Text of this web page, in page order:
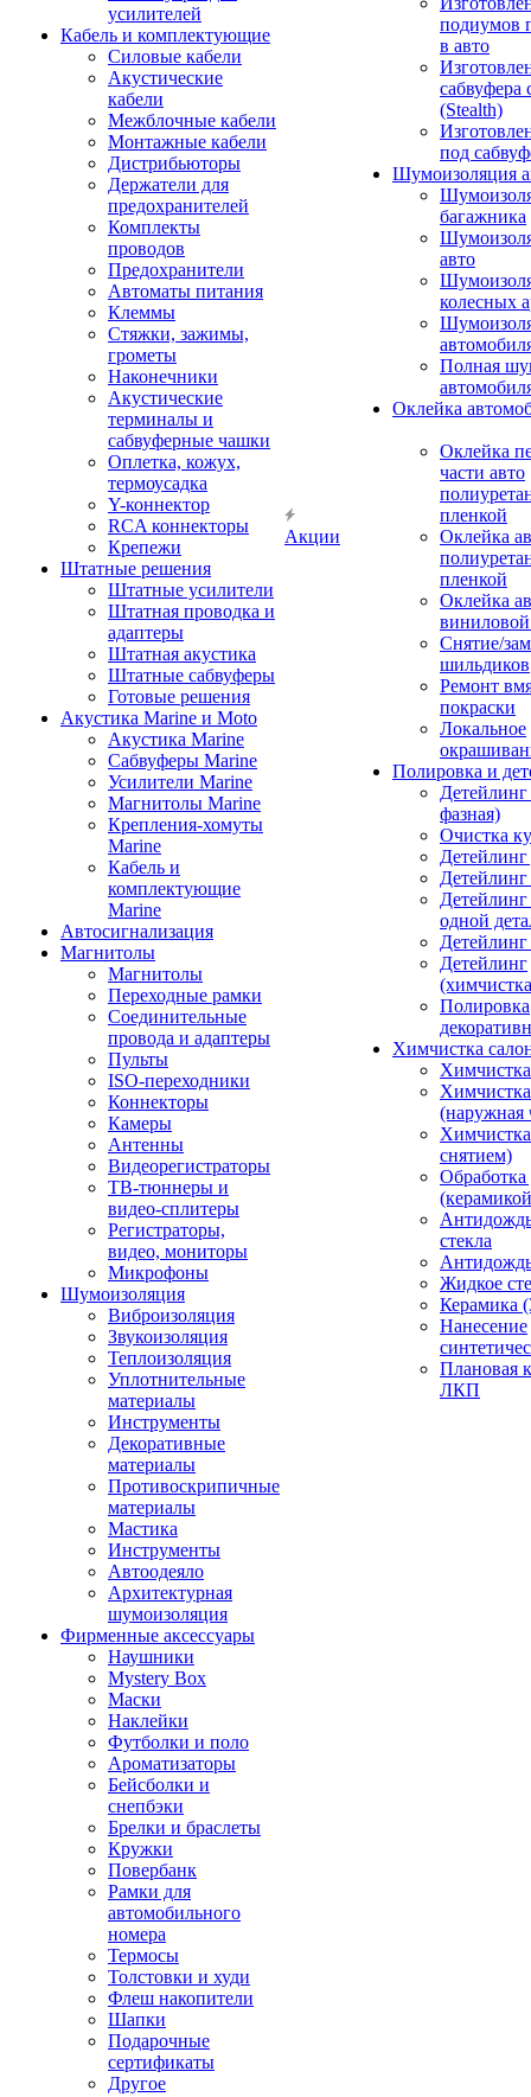
усилителей
Кабель и комплектующие
Силовые кабели
Акустические
кабели
Межблочные кабели
Монтажные кабели
Дистрибьюторы
Держатели для
предохранителей
Комплекты
проводов
Предохранители
Автоматы питания
Клеммы
Стяжки, зажимы,
грометы
Наконечники
Акустические
терминалы и
сабвуферные чашки
Оплетка, кожух,
термоусадка
Y-коннектор
RCA коннекторы
Крепежи
Штатные решения
Штатные усилители
Штатная проводка и
адаптеры
Штатная акустика
Штатные сабвуферы
Готовые решения
Акустика Marine и Moto
Акустика Marine
Сабвуферы Marine
Усилители Marine
Магнитолы Marine
Крепления-хомуты
Marine
Кабель и
комплектующие
Marine
Автосигнализация
Магнитолы
Магнитолы
Переходные рамки
Соединительные
провода и адаптеры
Пульты
ISO-переходники
Коннекторы
Камеры
Антенны
Видеорегистраторы
ТВ-тюннеры и
видео-сплитеры
Регистраторы,
видео, мониторы
Микрофоны
Шумоизоляция
Виброизоляция
Звукоизоляция
Теплоизоляция
Уплотнительные
материалы
Инструменты
Декоративные
материалы
Противоскрипичные
материалы
Мастика
Инструменты
Автоодеяло
Архитектурная
шумоизоляция
Фирменные аксессуары
Наушники
Mystery Box
Маски
Наклейки
Футболки и поло
Ароматизаторы
Бейсболки и
снепбэки
Брелки и браслеты
Кружки
Повербанк
Рамки для
автомобильного
номера
Термосы
Толстовки и худи
Флеш накопители
Шапки
Подарочные
сертификаты
Другое
Акции
подиумов
в авто
сабвуфера
(Stealth)
под
Шумоизоляция
багажника
авто
колесных
Полная
Оклейка
Оклейка
части авто
пленкой
Оклейка
пленкой
Оклейка
Снятие/
шильдиков
Ремонт
покраски
Локальное
Полировка и
фазная)
Очистка
Детейлинг
одной
Детейлинг
Полировка
Химчистка
(наружная
снятием)
Обработка
стекла
Жидкое
Керамика
Нанесение
Плановая
ЛКП